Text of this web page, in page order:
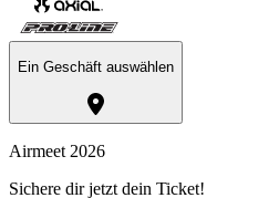
Ein Geschäft auswählen
Airmeet 2026
Sichere dir jetzt dein Ticket!